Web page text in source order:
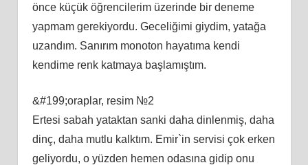
önce küçük öğrencilerim üzerinde bir deneme
yapmam gerekiyordu. Geceliğimi giydim, yatağa
uzandım. Sanırım monoton hayatıma kendi
kendime renk katmaya başlamıştım.
&#199;oraplar, resim №2
Ertesi sabah yataktan sanki daha dinlenmiş, daha
dinç, daha mutlu kalktım. Emir`in servisi çok erken
geliyordu, o yüzden hemen odasına gidip onu